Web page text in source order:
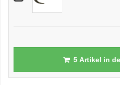
5Artikel in